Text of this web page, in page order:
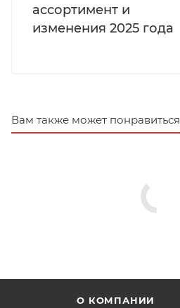
ассортимент и
изменения 2025 года
Вам также может понравиться
О КОМПАНИИ